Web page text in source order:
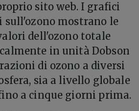
sito web. I grafici
sull'ozono mostrano le
dell'ozono totale
in unità Dobson
di ozono a diversi
sia a livello globale
a cinque giorni prima.